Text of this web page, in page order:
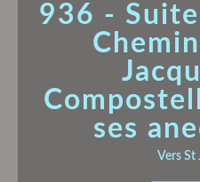
936 -
ses
Vers St